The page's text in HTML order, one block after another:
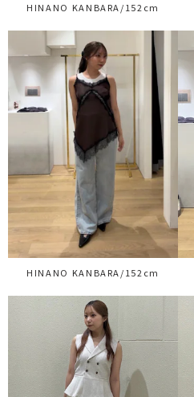
HINANO KANBARA/152cm
HINANO KANBARA/152cm